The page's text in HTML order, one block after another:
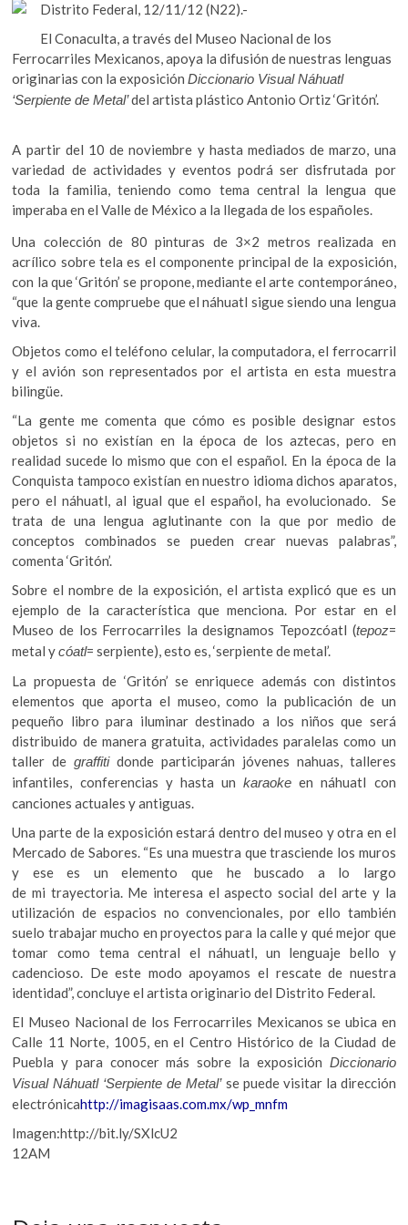
e
b
o
o
k
itt
er
at
s
A
p
p
Distrito Federal, 12/11/12 (N22).-
El Conaculta, a través del Museo Nacional de los
Ferrocarriles Mexicanos, apoya la difusión de nuestras lenguas
originarias con la exposiciónDiccionario Visual Náhuatl
‘Serpiente de Metal’del artista plástico Antonio Ortiz ‘Gritón’.
A partir del 10 de noviembre y hasta mediados de marzo, una
variedad de actividades y eventos podrá ser disfrutada por
toda la familia, teniendo como tema central la lengua que
imperaba en el Valle de México a la llegada de los españoles.
Una colección de 80 pinturas de 3×2 metros realizada en
acrílico sobre tela es el componente principal de la exposición,
con la que ‘Gritón’ se propone, mediante el arte contemporáneo,
“que la gente compruebe que el náhuatl sigue siendo una lengua
viva.
Objetos como el teléfono celular, la computadora, el ferrocarril
y el avión son representados por el artista en esta muestra
bilingüe.
“La gente me comenta que cómo es posible designar estos
objetos si no existían en la época de los aztecas, pero en
realidad sucede lo mismo que con el español. En la época de la
Conquista tampoco existían en nuestro idioma dichos aparatos,
pero el náhuatl, al igual que el español, ha evolucionado. Se
trata de una lengua aglutinante con la que por medio de
conceptos combinados se pueden crear nuevas palabras”,
comenta ‘Gritón’.
Sobre el nombre de la exposición, el artista explicó que es un
ejemplo de la característica que menciona. Por estar en el
Museo de los Ferrocarriles la designamos Tepozcóatl (tepoz=
metal ycóatl= serpiente), esto es, ‘serpiente de metal’.
La propuesta de ‘Gritón’ se enriquece además con distintos
elementos que aporta el museo, como la publicación de un
pequeño libro para iluminar destinado a los niños que será
distribuido de manera gratuita, actividades paralelas como un
taller degraffitidonde participarán jóvenes nahuas, talleres
infantiles, conferencias y hasta unkaraoke en náhuatl con
canciones actuales y antiguas.
Una parte de la exposición estará dentro del museo y otra en el
Mercado de Sabores. “Es una muestra que trasciende los muros
y ese es un elemento que he buscado a lo largo
de mi trayectoria. Me interesa el aspecto social del arte y la
utilización de espacios no convencionales, por ello también
suelo trabajar mucho en proyectos para la calle y qué mejor que
tomar como tema central el náhuatl, un lenguaje bello y
cadencioso. De este modo apoyamos el rescate de nuestra
identidad”, concluye el artista originario del Distrito Federal.
El Museo Nacional de los Ferrocarriles Mexicanos se ubica en
Calle 11 Norte, 1005, en el Centro Histórico de la Ciudad de
Puebla y para conocer más sobre la exposición Diccionario
Visual Náhuatl ‘Serpiente de Metal’se puede visitar la dirección
electrónicahttp://imagisaas.com.mx/wp_mnfm
Imagen:http://bit.ly/SXlcU2
12AM